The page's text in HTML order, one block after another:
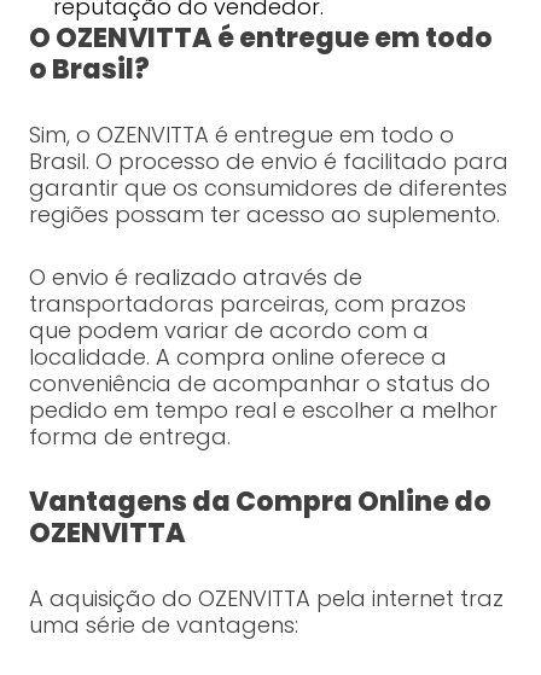
reputação do vendedor.
O OZENVITTA é entregue em todo
o Brasil?
Sim, o OZENVITTA é entregue em todo o
Brasil. O processo de envio é facilitado para
garantir que os consumidores de diferentes
regiões possam ter acesso ao suplemento.
O envio é realizado através de
transportadoras parceiras, com prazos
que podem variar de acordo com a
localidade. A compra online oferece a
conveniência de acompanhar o status do
pedido em tempo real e escolher a melhor
forma de entrega.
Vantagens da Compra Online do
OZENVITTA
A aquisição do OZENVITTA pela internet traz
uma série de vantagens: